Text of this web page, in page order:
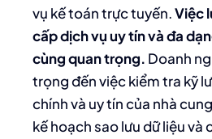
vụ kế toán trực tuyến.Việc
cấp dịch vụ uy tín và đa
cùng quan trọng. Doanh
trọng đến việc kiểm tra kỹ
chính và uy tín của nhà
kế hoạch sao lưu dữ liệu và